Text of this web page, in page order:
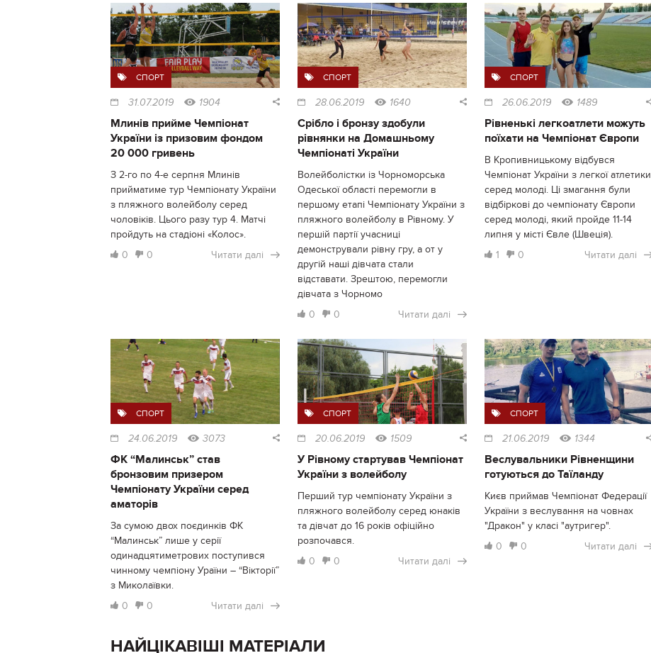
СПОРТ
31.07.2019 1904
Млинів прийме Чемпіонат
України із призовим фондом
20 000 гривень
З 2-го по 4-е серпня Млинів
прийматиме тур Чемпіонату України
з пляжного волейболу серед
чоловіків. Цього разу тур 4. Матчі
пройдуть на стадіоні «Колос».
0
0 Читати далі
СПОРТ
28.06.2019 1640
Срібло і бронзу здобули
рівнянки на Домашньому
Чемпіонаті України
Волейболістки із Чорноморська
Одеської області перемогли в
першому етапі Чемпіонату України з
пляжного волейболу в Рівному. У
першій партії учасниці
демонстрували рівну гру, а от у
другій наші дівчата стали
відставати. Зрештою, перемогли
дівчата з Чорномо
0
0 Читати далі
СПОРТ
26.06.2019 1489
Рівненькі легкоатлети можуть
поїхати на Чемпіонат Європи
В Кропивницькому відбувся
Чемпіонат України з легкої атлетики
серед молоді. Ці змагання були
відбіркові до чемпіонату Європи
серед молоді, який пройде 11-14
липня у місті Євле (Швеція).
1
0 Читати далі
СПОРТ
24.06.2019 3073
ФК “Малинськ” став
бронзовим призером
Чемпіонату України серед
аматорів
За сумою двох поєдинків ФК
“Малинськ” лише у серії
одинадцятиметрових поступився
чинному чемпіону Ураїни – “Вікторії”
з Миколаївки.
0
0 Читати далі
СПОРТ
20.06.2019 1509
У Рівному стартував Чемпіонат
України з волейболу
Перший тур чемпіонату України з
пляжного волейболу серед юнаків
та дівчат до 16 років офіційно
розпочався.
0
0 Читати далі
СПОРТ
21.06.2019 1344
Веслувальники Рівненщини
готуються до Таїланду
Києв приймав Чемпіонат Федерації
України з веслування на човнах
"Дракон" у класі "аутригер".
0
0 Читати далі
НАЙЦІКАВІШІ МАТЕРІАЛИ